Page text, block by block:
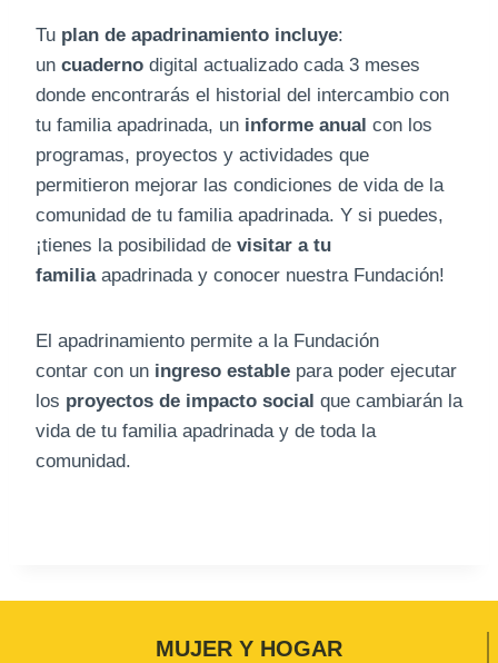
Tu plan de apadrinamiento incluye:
un cuaderno digital actualizado cada 3 meses
donde encontrarás el historial del intercambio con
tu familia apadrinada, un informe anual con los
programas, proyectos y actividades que
permitieron mejorar las condiciones de vida de la
comunidad de tu familia apadrinada. Y si puedes,
¡tienes la posibilidad de visitar a tu
familia apadrinada y conocer nuestra Fundación!
El apadrinamiento permite a la Fundación
contar con un ingreso estable para poder ejecutar
los proyectos de impacto social que cambiarán la
vida de tu familia apadrinada y de toda la
comunidad.
MUJER Y HOGAR